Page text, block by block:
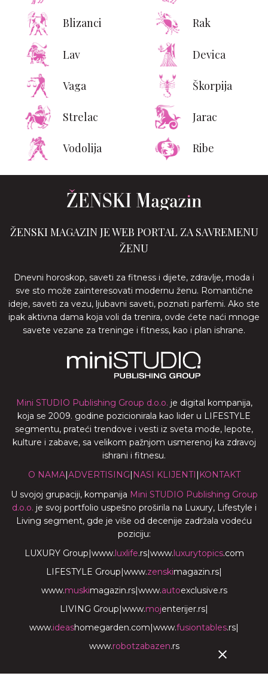
Blizanci Rak
Lav Devica
Vaga Škorpija
Strelac Jarac
Vodolija Ribe
ŽENSKI MAGAZIN JE WEB PORTAL ZA SAVREMENU
ŽENU
Dnevni horoskop, saveti za fitness i dijete, zdravlje, moda i
sve sto može zainteresovati modernu ženu. Romantične
ideje, saveti za vezu, ljubavni saveti, poznati parfemi. Ako ste
ipak aktivna dama koja voli da trenira, ovde ćete naći mnoge
savete vezane za treninge i fitness, kao i plan ishrane.
Mini STUDIO Publishing Group d.o.o. je digital kompanija,
koja se 2009. godine pozicionirala kao lider u LIFESTYLE
segmentu, prateći trendove i vesti iz sveta mode, lepote,
kulture i zabave, sa velikom pažnjom usmerenoj ka zdravoj
ishrani i fitnesu.
O NAMA|ADVERTISING| NASI KLIJENTI | KONTAKT
U svojoj grupaciji, kompanija Mini STUDIO Publishing Group
d.o.o. je svoj portfolio uspešno proširila na Luxury, Lifestyle i
Living segment, gde je više od decenije zadržala vodeću
poziciju:
LUXURY Group|www.luxlife.rs|www.luxurytopics.com
LIFESTYLE Group|www.zenskimagazin.rs|
www.muskimagazin.rs|www.autoexclusive.rs
LIVING Group|www.mojenterijer.rs|
www.ideashomegarden.com|www.fusiontables.rs|
www.robotzabazen.rs